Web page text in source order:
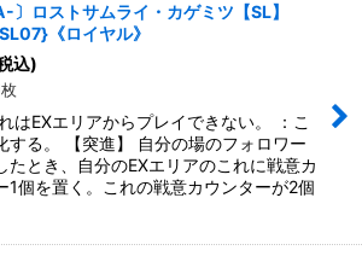
〕ロストサムライ・カゲミツ【SL】
《ロイヤル》
込)
EXエリアからプレイできない。 ：こ
する。 【突進】 自分の場のフォロワー
たとき、自分のEXエリアのこれに戦意カ
1個を置く。これの戦意カウンターが2個